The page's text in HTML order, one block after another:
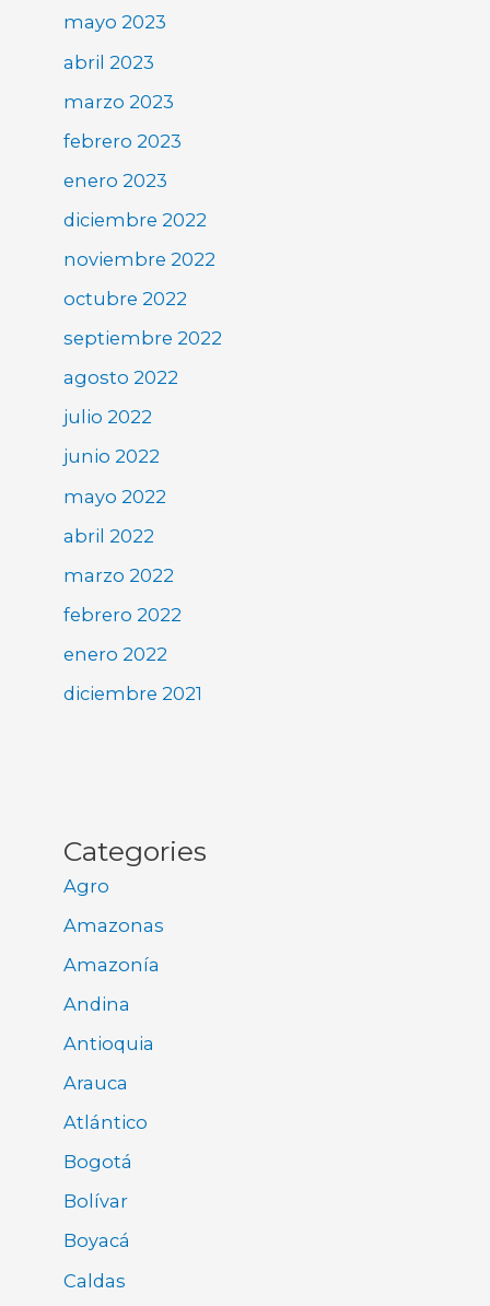
mayo 2023
abril 2023
marzo 2023
febrero 2023
enero 2023
diciembre 2022
noviembre 2022
octubre 2022
septiembre 2022
agosto 2022
julio 2022
junio 2022
mayo 2022
abril 2022
marzo 2022
febrero 2022
enero 2022
diciembre 2021
Categories
Agro
Amazonas
Amazonía
Andina
Antioquia
Arauca
Atlántico
Bogotá
Bolívar
Boyacá
Caldas